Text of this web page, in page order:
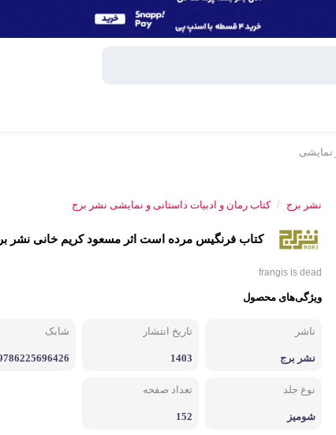
ساعت
نمایشی
نشر برج / کتاب رمان و ادبیات داستانی و نمایشی نشر برج
کتاب فرنگیس مرده است اثر مسعود کریم خانی نشر
frangis is dead
ویژگی‌های محصول
ناشر
نشر برج
تاریخ انتشار
1403
شابک
نوع جلد
شومیز
تعداد صفحه
152